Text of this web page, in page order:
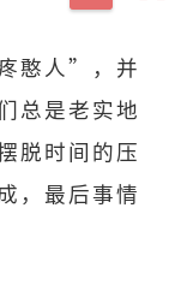
憨人”，并
总是老实地
脱时间的压
，最后事情